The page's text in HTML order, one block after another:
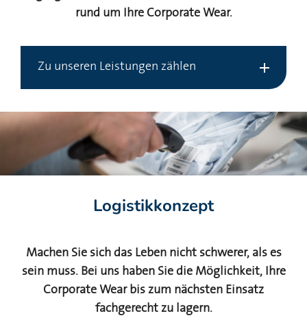
rund um Ihre Corporate Wear.
Zu unseren Leistungen zählen
Logistikkonzept
Machen Sie sich das Leben nicht schwerer, als es
sein muss. Bei uns haben Sie die Möglichkeit, Ihre
Corporate Wear bis zum nächsten Einsatz
fachgerecht zu lagern.